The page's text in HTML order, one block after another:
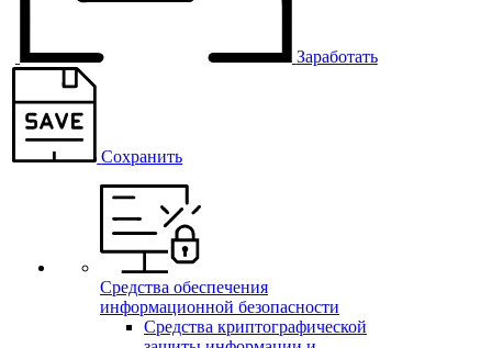
Заработать
Сохранить
Средства обеспечения
информационной безопасности
Средства криптографической